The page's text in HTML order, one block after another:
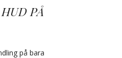
PÅ
på bara